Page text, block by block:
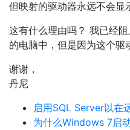
但映射的驱动器永远不会显
这有什么理由吗？ 我已经
的电脑中，但是因为这个驱
谢谢，
丹尼
启用S​​QL Server以在
为什么Windows 7启